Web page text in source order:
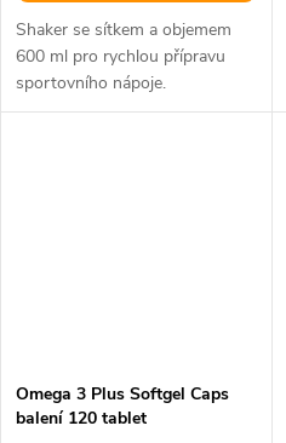
Shaker se sítkem a objemem
600 ml pro rychlou přípravu
sportovního nápoje.
Omega 3 Plus Softgel Caps
balení 120 tablet